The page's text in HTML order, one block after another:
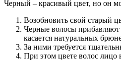
Черный – красивый цвет, но он
Возобновить свой старый
Черные волосы прибавляют
касается натуральных
За ними требуется
При этом цвете волос лицо